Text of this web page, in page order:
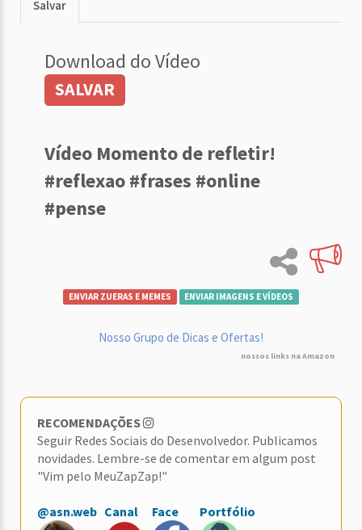
Salvar
Download do Vídeo
SALVAR
Vídeo Momento de refletir!
#reflexao #frases #online
#pense
ENVIAR ZUERAS E MEMES ENVIAR IMAGENS E VÍDEOS
Nosso Grupo de Dicas e Ofertas!
nossos links na Amazon
RECOMENDAÇÕES
Seguir Redes Sociais do Desenvolvedor. Publicamos
novidades. Lembre-se de comentar em algum post
"Vim pelo MeuZapZap!"
@asn.web Canal Face Portfólio